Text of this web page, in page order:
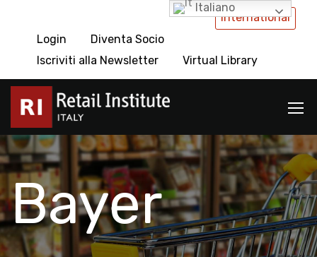
International
Login
Diventa Socio
Iscriviti alla Newsletter
Virtual Library
Bayer
Italiano